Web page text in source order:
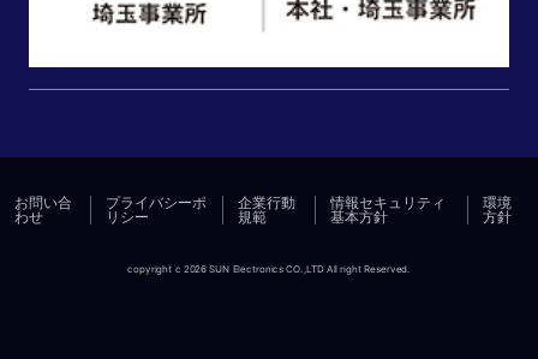
お問い合
わせ
プライバシーポ
リシー
企業行動
規範
情報セキュリティ
基本方針
環境
方針
copyright c 2026 SUN Electronics CO.,LTD All right Reserved.